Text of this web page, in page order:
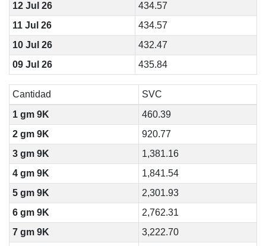
12 Jul 26
434.57
11 Jul 26
434.57
10 Jul 26
432.47
09 Jul 26
435.84
Cantidad
SVC
1 gm 9K
460.39
2 gm 9K
920.77
3 gm 9K
1,381.16
4 gm 9K
1,841.54
5 gm 9K
2,301.93
6 gm 9K
2,762.31
7 gm 9K
3,222.70